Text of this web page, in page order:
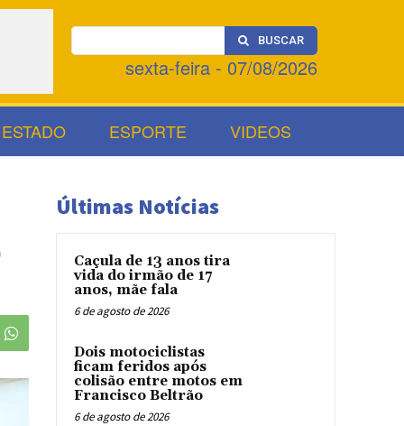
BUSCAR
sexta-feira - 07/08/2026
ESTADO ESPORTE VIDEOS
Últimas Notícias
Caçula de 13 anos tira
vida do irmão de 17
anos, mãe fala
6 de agosto de 2026
Dois motociclistas
ficam feridos após
colisão entre motos em
Francisco Beltrão
6 de agosto de 2026